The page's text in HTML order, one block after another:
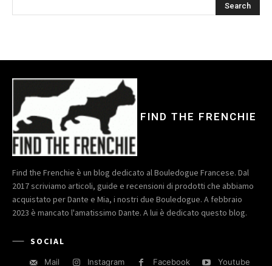
FIND THE FRENCHIE
Find the Frenchie è un blog dedicato al Bouledogue Francese. Dal
2017 scriviamo articoli, guide e recensioni di prodotti che abbiamo
acquistato per Dante e Mia, i nostri due Bouledogue. A febbraio
2023 è mancato l'amatissimo Dante. A lui è dedicato questo blog.
SOCIAL
Mail Instagram Facebook Youtube